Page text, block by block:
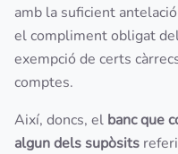
amb la suficient
el compliment obligat
exempció de certs
comptes.
Així, doncs, el banc que
algun dels supòsits